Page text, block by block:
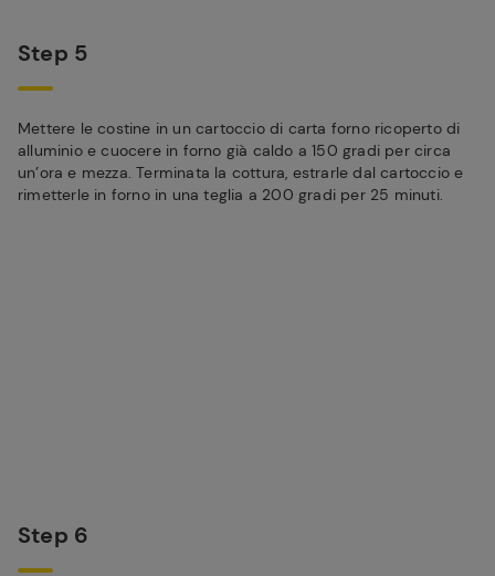
Step 5
Mettere le costine in un cartoccio di carta forno ricoperto di
alluminio e cuocere in forno già caldo a 150 gradi per circa
un’ora e mezza. Terminata la cottura, estrarle dal cartoccio e
rimetterle in forno in una teglia a 200 gradi per 25 minuti.
Step 6